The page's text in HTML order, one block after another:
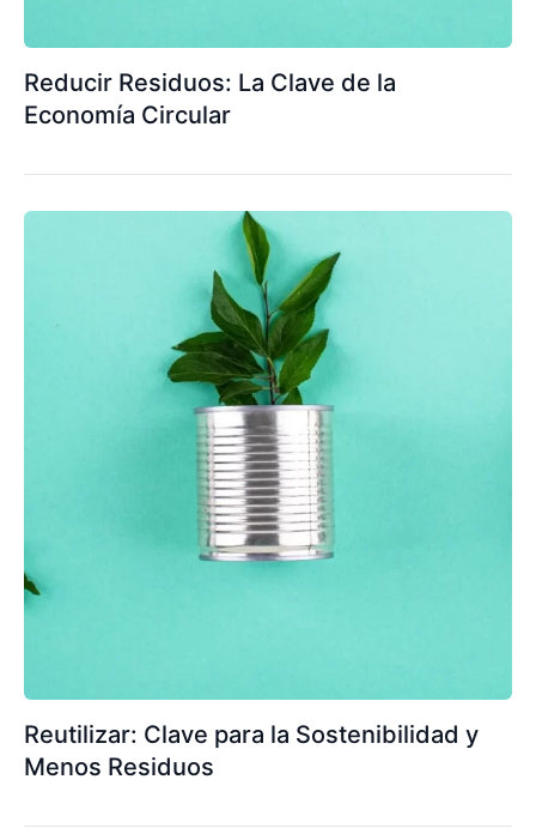
Reducir Residuos: La Clave de la
Economía Circular
Reutilizar: Clave para la Sostenibilidad y
Menos Residuos